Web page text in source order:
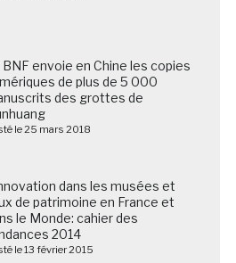
BNF envoie en Chine les copies
de plus de 5 000
des grottes de
le 25 mars 2018
dans les musées et
de patrimoine en France et
le Monde: cahier des
2014
le 13 février 2015